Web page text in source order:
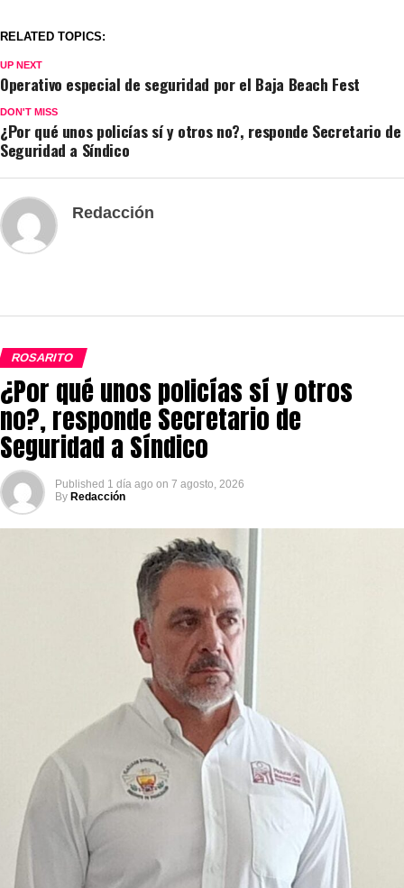
RELATED TOPICS:
UP NEXT
Operativo especial de seguridad por el Baja Beach Fest
DON'T MISS
¿Por qué unos policías sí y otros no?, responde Secretario de
Seguridad a Síndico
Redacción
ROSARITO
¿Por qué unos policías sí y otros
no?, responde Secretario de
Seguridad a Síndico
Published 1 día ago on 7 agosto, 2026
By Redacción